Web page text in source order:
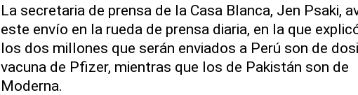
La secretaria de prensa de la Casa Blanca, Jen Psaki,
este envío en la rueda de prensa diaria, en la que
los dos millones que serán enviados a Perú son de
vacuna de Pfizer, mientras que los de Pakistán son de
Moderna.